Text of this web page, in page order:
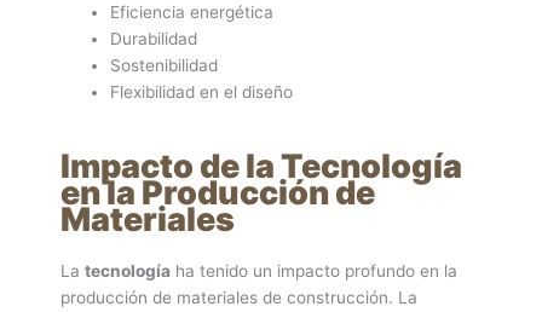
Eficiencia energética
Durabilidad
Sostenibilidad
Flexibilidad en el diseño
Impacto de la Tecnología
en la Producción de
Materiales
La tecnología ha tenido un impacto profundo en la
producción de materiales de construcción. La